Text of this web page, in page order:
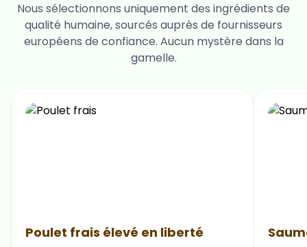
Nous sélectionnons uniquement des ingrédients de
qualité humaine, sourcés auprès de fournisseurs
européens de confiance. Aucun mystère dans la
gamelle.
Poulet frais élevé en liberté